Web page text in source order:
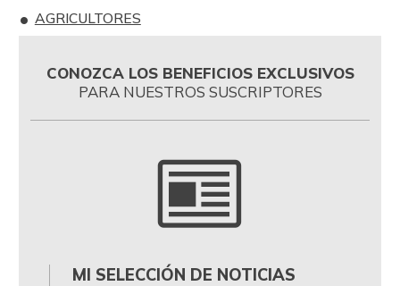
AGRICULTORES
CONOZCA LOS BENEFICIOS EXCLUSIVOS
PARA NUESTROS SUSCRIPTORES
MI SELECCIÓN DE NOTICIAS